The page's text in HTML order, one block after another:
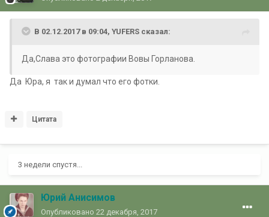
В 02.12.2017 в 09:04, YUFERS сказал:
Да,Слава это фотографии Вовы Горланова.
Да Юра, я так и думал что его фотки.
Цитата
3 недели спустя...
Юрий Анисимов
Опубликовано 22 декабря, 2017